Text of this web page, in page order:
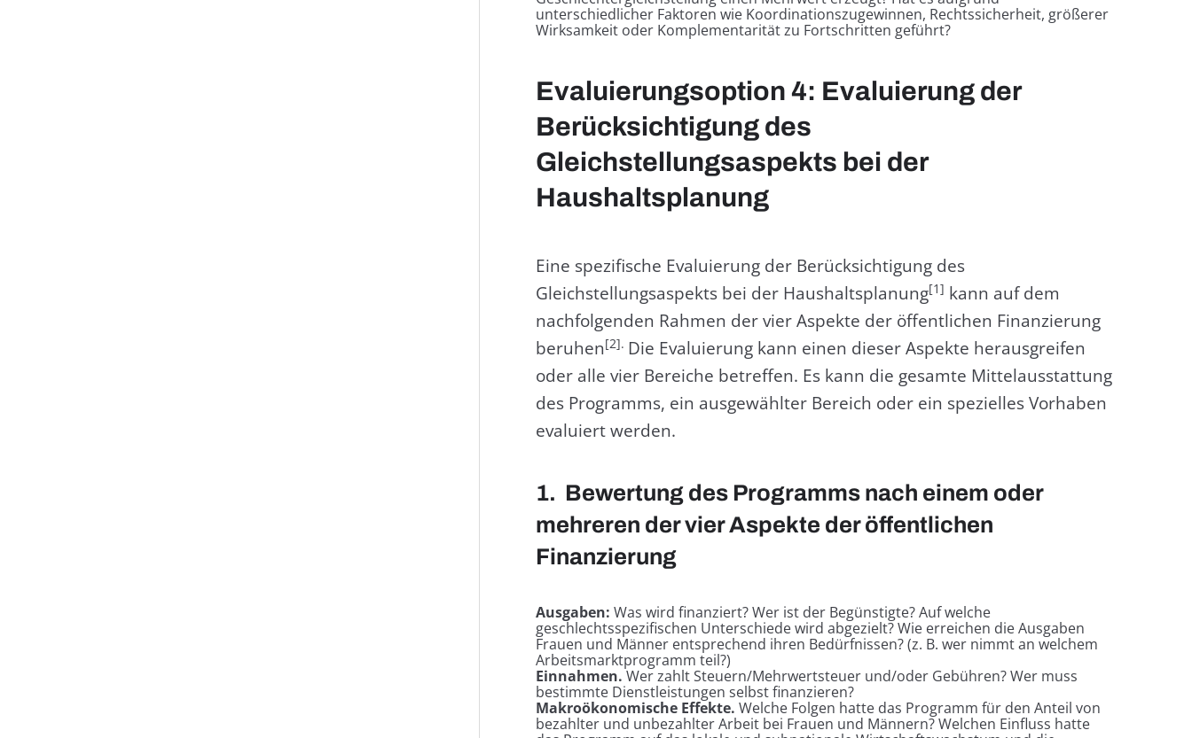
unterschiedlicher Faktoren wie Koordinationszugewinnen, Rechtssicherheit, größerer
Wirksamkeit oder Komplementarität zu Fortschritten geführt?
Evaluierungsoption 4: Evaluierung der
Berücksichtigung des
Gleichstellungsaspekts bei der
Haushaltsplanung
Eine spezifische Evaluierung der Berücksichtigung des
Gleichstellungsaspekts bei der Haushaltsplanung[1] kann auf dem
nachfolgenden Rahmen der vier Aspekte der öffentlichen Finanzierung
beruhen[2]. Die Evaluierung kann einen dieser Aspekte herausgreifen
oder alle vier Bereiche betreffen. Es kann die gesamte Mittelausstattung
des Programms, ein ausgewählter Bereich oder ein spezielles Vorhaben
evaluiert werden.
1. Bewertung des Programms nach einem oder
mehreren der vier Aspekte der öffentlichen
Finanzierung
Ausgaben: Was wird finanziert? Wer ist der Begünstigte? Auf welche
geschlechtsspezifischen Unterschiede wird abgezielt? Wie erreichen die Ausgaben
Frauen und Männer entsprechend ihren Bedürfnissen? (z. B. wer nimmt an welchem
Arbeitsmarktprogramm teil?)
Einnahmen. Wer zahlt Steuern/Mehrwertsteuer und/oder Gebühren? Wer muss
bestimmte Dienstleistungen selbst finanzieren?
Makroökonomische Effekte. Welche Folgen hatte das Programm für den Anteil von
bezahlter und unbezahlter Arbeit bei Frauen und Männern? Welchen Einfluss hatte